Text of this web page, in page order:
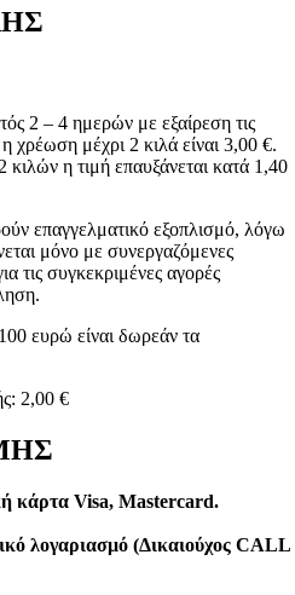
2 – 4 ημερών με εξαίρεση τις
χρέωση μέχρι 2 κιλά είναι 3,00 €.
κιλών η τιμή επαυξάνεται κατά 1,40
επαγγελματικό εξοπλισμό, λόγω
μόνο με συνεργαζόμενες
τις συγκεκριμένες αγορές
ευρώ είναι δωρεάν τα
2,00 €
κάρτα Visa, Mastercard.
λογαριασμό (Δικαιούχος CALL